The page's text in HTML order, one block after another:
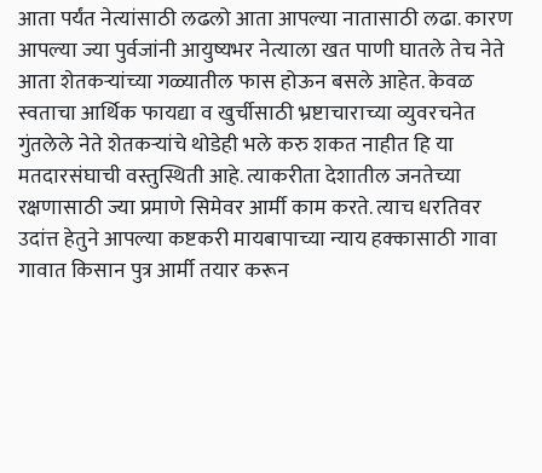
आता पर्यंत नेत्यांसाठी लढलो आता आपल्या नातासाठी लढा. कारण
आपल्या ज्या पुर्वजांनी आयुष्यभर नेत्याला खत पाणी घातले तेच नेते
आता शेतकऱ्यांच्या गळ्यातील फास होऊन बसले आहेत. केवळ
स्वताचा आर्थिक फायद्या व खुर्चीसाठी भ्रष्टाचाराच्या व्युवरचनेत
गुंतलेले नेते शेतकऱ्यांचे थोडेही भले करु शकत नाहीत हि या
मतदारसंघाची वस्तुस्थिती आहे. त्याकरीता देशातील जनतेच्या
रक्षणासाठी ज्या प्रमाणे सिमेवर आर्मी काम करते. त्याच धरतिवर
उदांत्त हेतुने आपल्या कष्टकरी मायबापाच्या न्याय हक्कासाठी गावा
गावात किसान पुत्र आर्मी तयार करून